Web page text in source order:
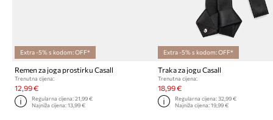
Extra -5% s kodom: OFF*
Remen za joga prostirku Casall
Trenutna cijena:
12,99 €
Regularna cijena:21,99 €
Najniža cijena:13,99 €
Extra -5% s kodom: OFF*
Traka za jogu Casall
Trenutna cijena:
18,99 €
Regularna cijena: 32,99 €
Najniža cijena: 19,99 €